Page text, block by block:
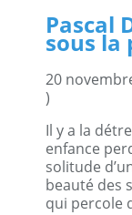
Pascal
sous la
20
)
Il y a la
enfance
solitude
beauté des
qui percole